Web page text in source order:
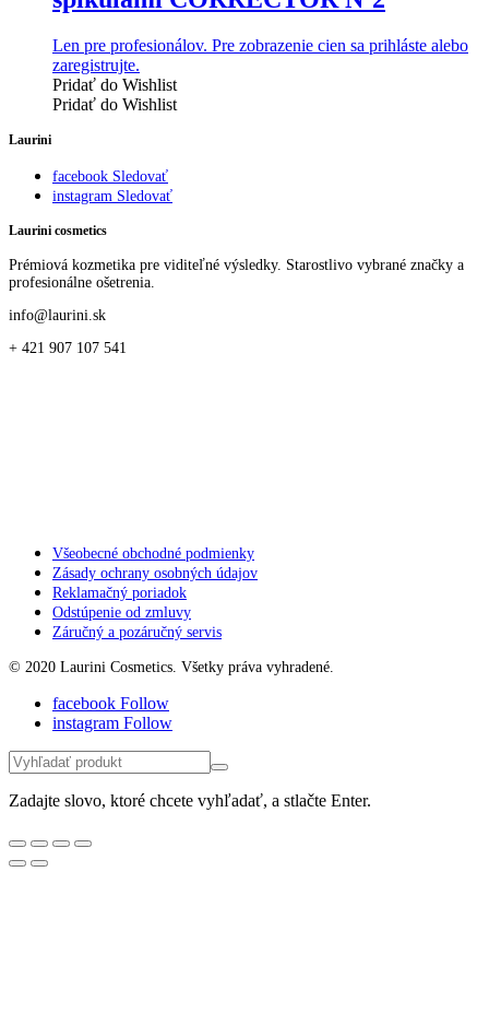
Len pre profesionálov. Pre zobrazenie cien sa prihláste alebo
zaregistrujte.
Pridať do Wishlist
Pridať do Wishlist
Laurini
facebook Sledovať
instagram Sledovať
Laurini cosmetics
Prémiová kozmetika pre viditeľné výsledky. Starostlivo vybrané značky a
profesionálne ošetrenia.
info@laurini.sk
+ 421 907 107 541
Všeobecné obchodné podmienky
Zásady ochrany osobných údajov
Reklamačný poriadok
Odstúpenie od zmluvy
Záručný a pozáručný servis
© 2020 Laurini Cosmetics. Všetky práva vyhradené.
facebook Follow
instagram Follow
Zadajte slovo, ktoré chcete vyhľadať, a stlačte Enter.